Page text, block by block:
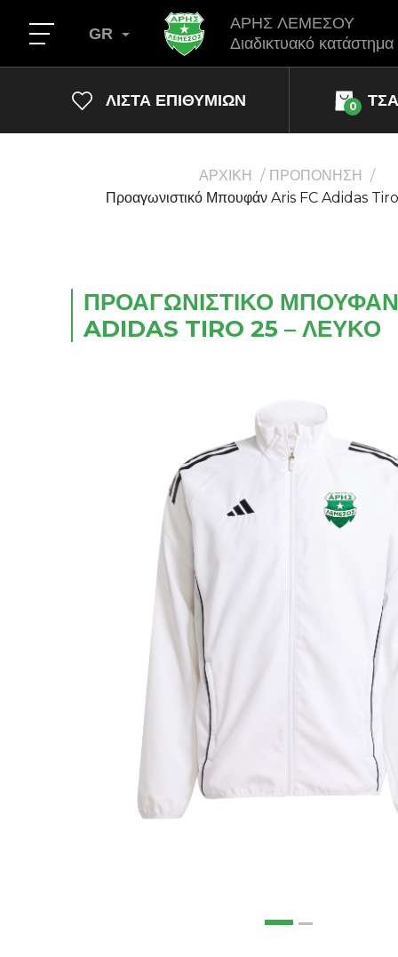
ΑΡΗΣ ΛΕΜΕΣΟΥ
Διαδικτυακό κατάστημα
GR
ΛΊΣΤΑ ΕΠΙΘΥΜΙΏΝ 0
ΑΡΧΙΚΗ
ΠΡΟΠΟΝΗΣΗ
Προαγωνιστικό Μπουφάν Aris FC Adidas
ΠΡΟΑΓΩΝΙΣΤΙΚΌ ΜΠΟΥΦΆΝ
ADIDAS TIRO 25 – ΛΕΥΚΌ